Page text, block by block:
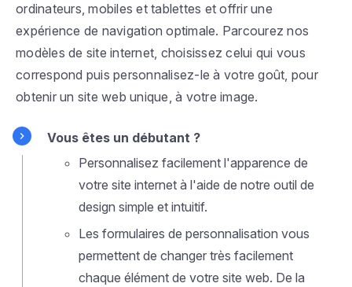
ordinateurs, mobiles et tablettes et offrir une
expérience de navigation optimale. Parcourez nos
modèles de site internet, choisissez celui qui vous
correspond puis personnalisez-le à votre goût, pour
obtenir un site web unique, à votre image.
Vous êtes un débutant ?
Personnalisez facilement l'apparence de
votre site internet à l'aide de notre outil de
design simple et intuitif.
Les formulaires de personnalisation vous
permettent de changer très facilement
chaque élément de votre site web. De la